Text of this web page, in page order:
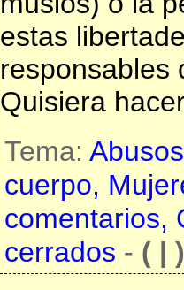
estas
responsables
Quisiera
Tema:
cuerpo,
comentarios,
cerrados - ( | )